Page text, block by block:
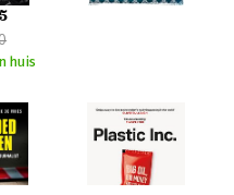
huis